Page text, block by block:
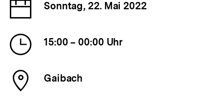
der
Veranstaltung
Sonntag, 22. Mai 2022
Uhrzeit
der
Veranstaltung
15:00 – 00:00 Uhr
Ort
der
Gaibach